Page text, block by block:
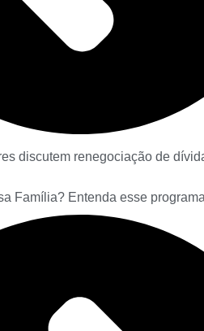
discutem renegociação de
Família? Entenda esse